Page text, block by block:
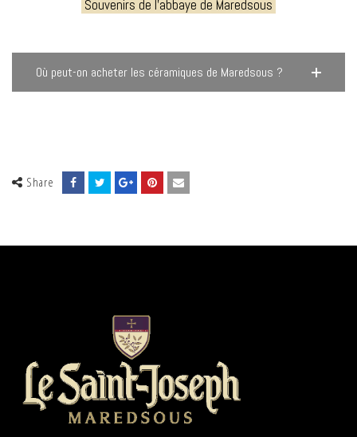
Souvenirs de l'abbaye de Maredsous
Où peut-on acheter les céramiques de Maredsous ?
Share